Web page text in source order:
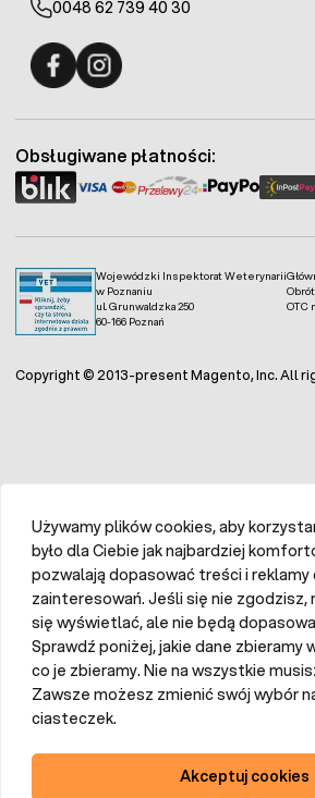
0048 62 739 40 30
Fermo - facebook
Fermo - Instagram
Wojewódzki Inspektorat Weterynarii
w Poznaniu
ul. Grunwaldzka 250
OTC
Obsługiwane płatności:
Copyright © 2013-present Magento, Inc. All
Używamy plików cookies, aby
było dla Ciebie jak najbardziej
pozwalają dopasować treści i reklamy
zainteresowań. Jeśli się nie zgodzisz,
się wyświetlać, ale nie będą
Sprawdź poniżej, jakie dane zbieramy
co je zbieramy. Nie na wszystkie
Zawsze możesz zmienić swój wybór
ciasteczek.
Akceptuj cookies